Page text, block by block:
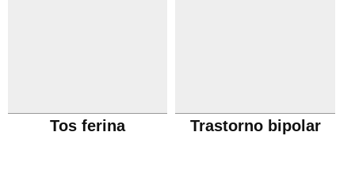
Tos ferina Trastorno bipolar